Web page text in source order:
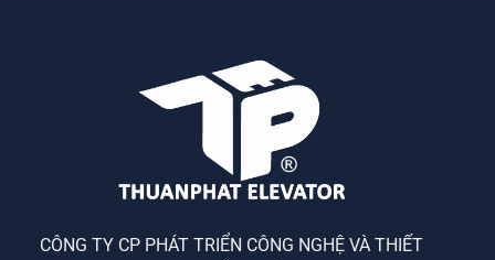
CÔNG TY CP PHÁT TRIỂN CÔNG NGHỆ VÀ THIẾT